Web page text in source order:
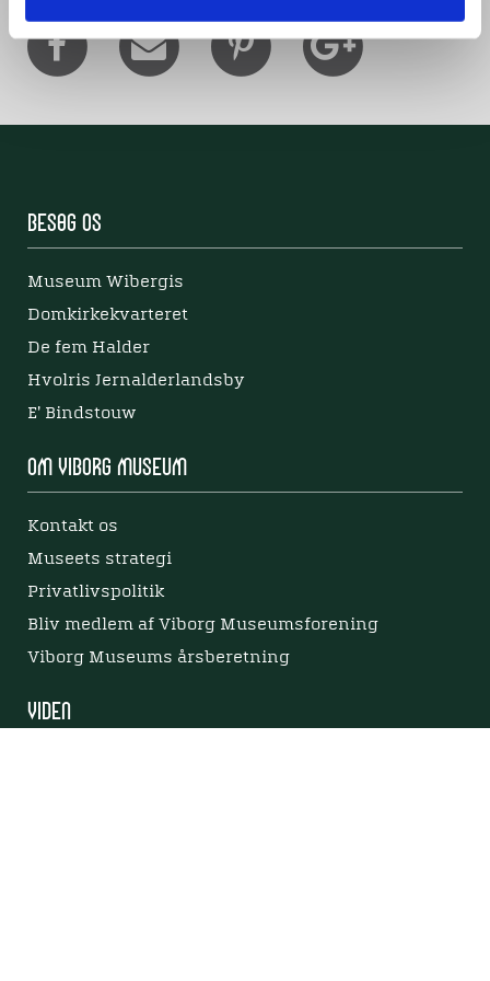
Besøg os
Museum Wibergis
Domkirkekvarteret
De fem Halder
Hvolris Jernalderlandsby
E' Bindstouw
Om Viborg Museum
Kontakt os
Museets strategi
Privatlivspolitik
Bliv medlem af Viborg Museumsforening
Viborg Museums årsberetning
Viden